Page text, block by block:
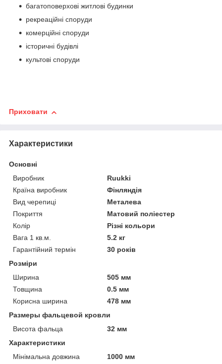
багатоповерхові житлові будинки
рекреаційні споруди
комерційні споруди
історичні будівлі
культові споруди
Приховати
Характеристики
Основні
Виробник
Ruukki
Країна виробник
Фінляндія
Вид черепиці
Металева
Покриття
Матовий поліестер
Колір
Різні кольори
Вага 1 кв.м.
5.2 кг
Гарантійний термін
30 років
Розміри
Ширина
505 мм
Товщина
0.5 мм
Корисна ширина
478 мм
Размеры фальцевой кровли
Висота фальца
32 мм
Характеристики
Мінімальна довжина
1000 мм